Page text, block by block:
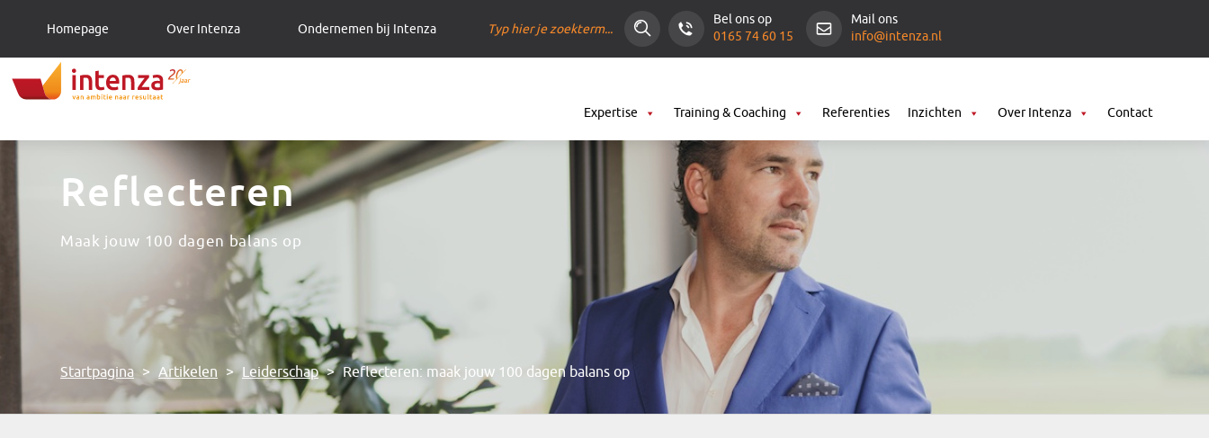
Homepage Over Intenza Ondernemen bij Intenza
Bel ons op
0165 74 60 15
Mail ons
info@intenza.nl
Expertise Training & Coaching Referenties Inzichten Over Intenza Contact
Startpagina > Artikelen > Leiderschap > Reflecteren: maak jouw 100 dagen balans op
Reflecteren
Maak jouw 100 dagen balans op